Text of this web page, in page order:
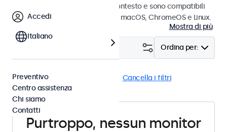
facili da integrare in qualsiasi contesto e sono compatibili
con i sistemi operativi Windows, macOS, ChromeOS e Linux.
Mostra di più
Ordina per:
Touchscreen 32 pollici Cancella i filtri
Purtroppo, nessun monitor
Accedi
Italiano
Preventivo
Centro assistenza
Chi siamo
Contatti